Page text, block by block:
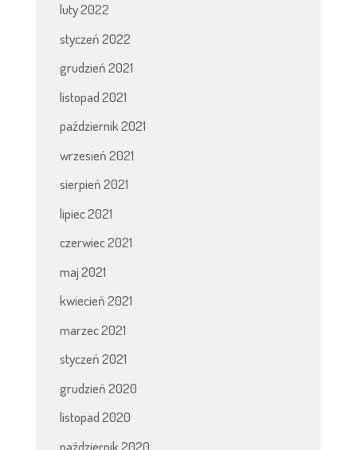
luty 2022
styczeń 2022
grudzień 2021
listopad 2021
październik 2021
wrzesień 2021
sierpień 2021
lipiec 2021
czerwiec 2021
maj 2021
kwiecień 2021
marzec 2021
styczeń 2021
grudzień 2020
listopad 2020
październik 2020